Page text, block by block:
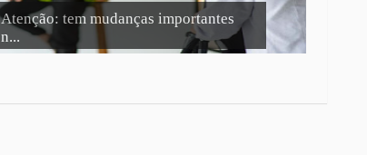
Atenção: tem mudanças importantes
n...